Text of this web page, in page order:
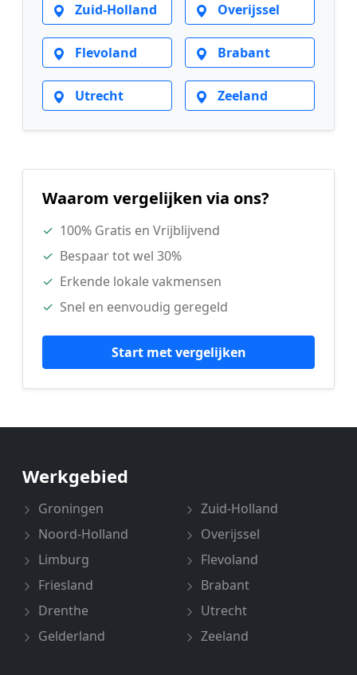
Zuid-Holland Overijssel
Flevoland Brabant
Utrecht Zeeland
Waarom vergelijken via ons?
✓ 100% Gratis en Vrijblijvend
✓ Bespaar tot wel 30%
✓ Erkende lokale vakmensen
✓ Snel en eenvoudig geregeld
Start met vergelijken
Werkgebied
Groningen
Noord-Holland
Limburg
Friesland
Drenthe
Gelderland
Zuid-Holland
Overijssel
Flevoland
Brabant
Utrecht
Zeeland